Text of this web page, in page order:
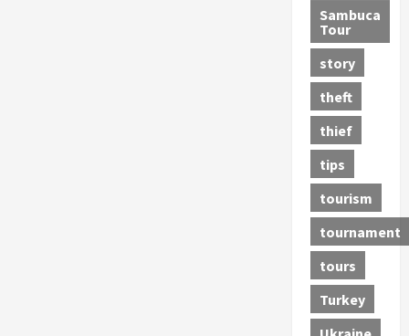
Sambuca
Tour
story
theft
thief
tips
tourism
tournament
tours
Turkey